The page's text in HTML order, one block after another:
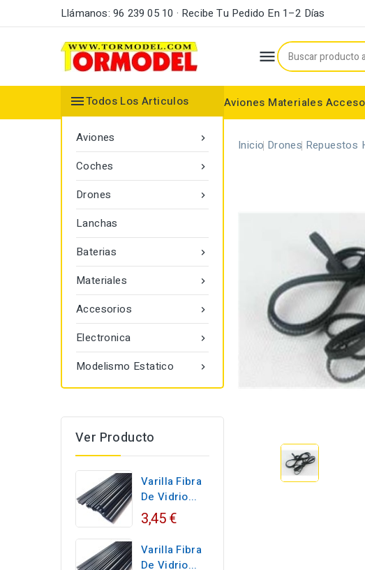
Llámanos: 96 239 05 10 · Recibe Tu Pedido En 1–2 Días

Aviones Materiales
Todos Los Articulos

Aviones

Coches

Drones
Lanchas

Baterias

Materiales

Accesorios

Electronica

Modelismo Estatico
Ver Producto
Varilla Fibra
De Vidrio...
3,45 €
Varilla Fibra
De Vidrio...
Inicio Drones Repuestos